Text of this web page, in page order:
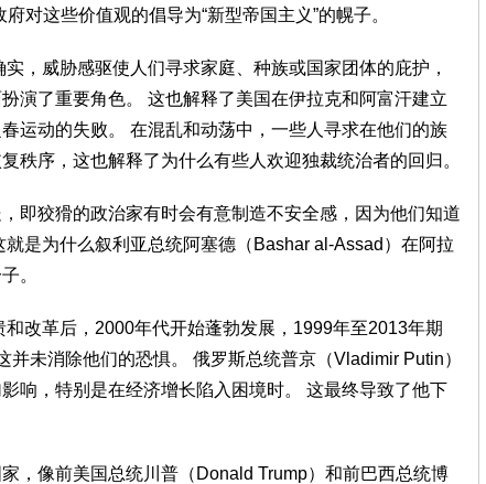
对这些价值观的倡导为“新型帝国主义”的幌子。
，威胁感驱使人们寻求家庭、种族或国家团体的庇护，
演了重要角色。 这也解释了美国在伊拉克和阿富汗建立
运动的失败。 在混乱和动荡中，一些人寻求在他们的族
秩序，这也解释了为什么有些人欢迎独裁统治者的回归。
即狡猾的政治家有时会有意制造不安全感，因为他们知道
是为什么叙利亚总统阿塞德（Bashar al-Assad）在阿拉
。
改革后，2000年代开始蓬勃发展，1999年至2013年期
未消除他们的恐惧。 俄罗斯总统普京（Vladimir Putin）
响，特别是在经济增长陷入困境时。 这最终导致了他下
，像前美国总统川普（Donald Trump）和前巴西总统博